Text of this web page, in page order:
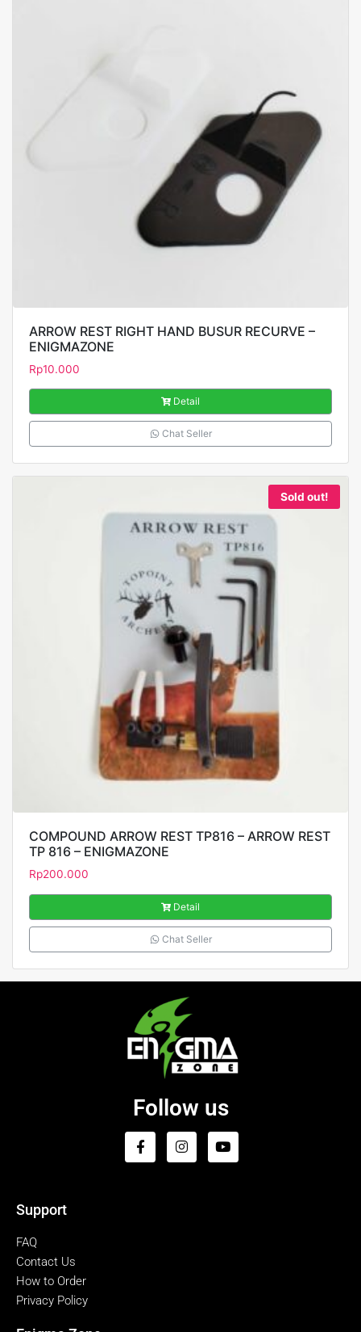
ARROW REST RIGHT HAND BUSUR RECURVE –
ENIGMAZONE
Rp10.000
Detail
Chat Seller
Sold out!
COMPOUND ARROW REST TP816 – ARROW REST
TP 816 – ENIGMAZONE
Rp200.000
Detail
Chat Seller
Follow us
Support
FAQ
Contact Us
How to Order
Privacy Policy